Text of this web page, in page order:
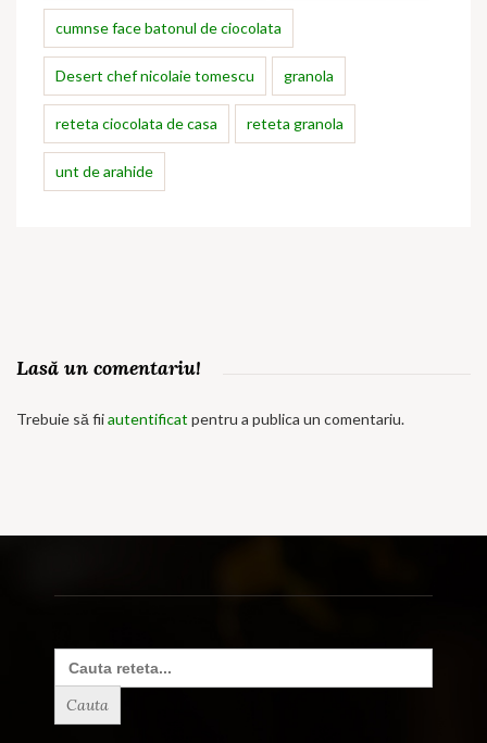
cumnse face batonul de ciocolata
Desert chef nicolaie tomescu granola
reteta ciocolata de casa reteta granola
unt de arahide
Lasă un comentariu!
Trebuie să fiiautentificat pentru a publica un comentariu.
Search
for: